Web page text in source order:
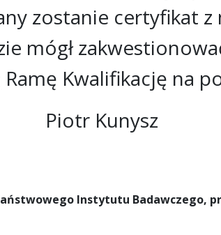
zostanie certyfikat z
mógł
Kwalifikację na
Piotr Kunysz
Instytutu Badawczego,